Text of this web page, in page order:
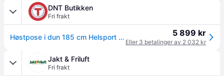
DNT Butikken
Fri frakt
Høstpose i dun 185 cm Helsport Pro Down –5 185 10451 5 899 kr
Eller 3 betalinger av 2 032 kr
Jakt & Friluft
Fri frakt